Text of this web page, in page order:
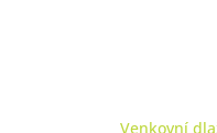
Venkovní